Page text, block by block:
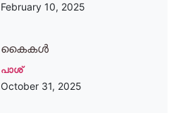
February 10, 2025
കൈകള്‍
പാശ്
October 31, 2025